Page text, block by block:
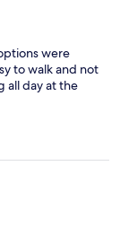
were
to walk and not
all day at the